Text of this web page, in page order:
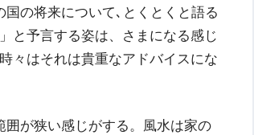
の将来について､とくとくと語る
と予言する姿は、さまになる感じ
々はそれは貴重なアドバイスにな
が狭い感じがする。風水は家の